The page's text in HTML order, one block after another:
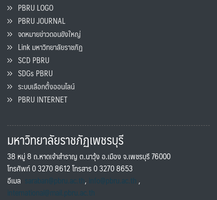
PBRU LOGO
PBRU JOURNAL
จดหมายข่าวดอนขังใหญ่
Link มหาวิทยาลัยราชภัฏ
SCD PBRU
SDGs PBRU
ระบบเลือกตั้งออนไลน์
PBRU INTERNET
มหาวิทยาลัยราชภัฏเพชรบุรี
38 หมู่ 8 ถ.หาดเจ้าสำราญ ต.นาวุ้ง อ.เมือง จ.เพชรบุรี 76000
โทรศัพท์ 0 3270 8612 โทรสาร 0 3270 8653
อีเมล saraban@pbru.ac.th, info@pbru.ac.th,
international@mail.pbru.ac.th